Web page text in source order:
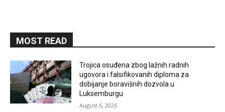
MOST READ
Trojica osuđena zbog lažnih radnih
ugovora i falsifikovanih diploma za
dobijanje boravišnih dozvola u
Luksemburgu
August 6, 2026